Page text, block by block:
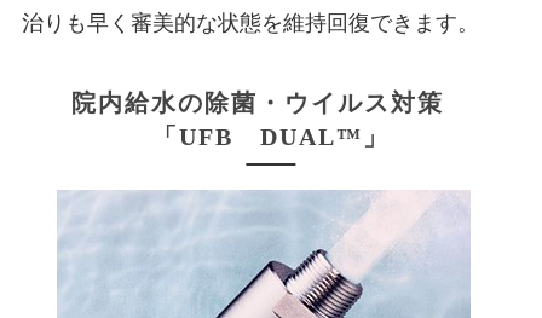
治りも早く審美的な状態を維持回復できます。
院内給水の除菌・ウイルス対策
「UFB DUAL™」